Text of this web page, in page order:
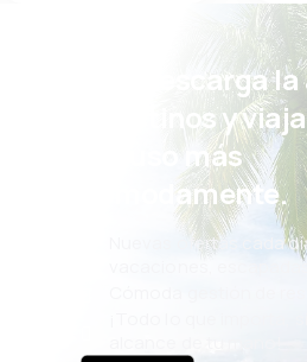
¡Eh! Descarga
eDestinos y viaja
incluso más
cómodamente.
Nuevas ofertas cada
vacaciones, escapadas
Cómoda gestión de
¡Todo lo que importa,